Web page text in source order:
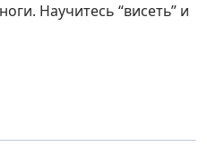
Научитесь “висеть” и